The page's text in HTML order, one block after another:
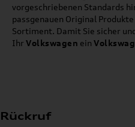
vorgeschriebenen Standards
passgenauen Original
Sortiment. Damit Sie sicher
Ihr Volkswagen ein
Rückruf